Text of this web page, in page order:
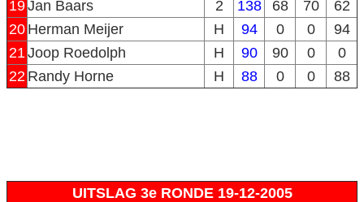
19Jan Baars 2 138 68 70
62
20 Herman Meijer H 94 0 0
94
21Joop Roedolph H 90 90 0
0
22 Randy Horne H 88 0 0 88
UITSLAG 3e RONDE 19-12-2005